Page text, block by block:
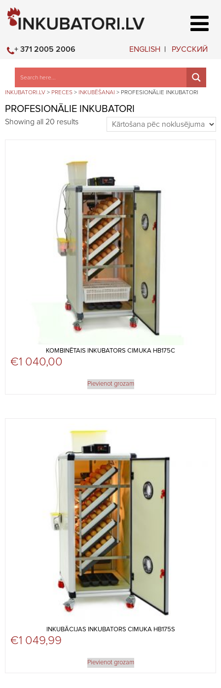
ENGLISH РУССКИЙ
+ 371 2005 2006
INKUBATORI.LV > PRECES > INKUBĒŠANAI > PROFESIONĀLIE INKUBATORI
PROFESIONĀLIE INKUBATORI
Showing all 20 results
KOMBINĒTAIS INKUBATORS CIMUKA HB175C
€1 040,00
Pievienot grozam
INKUBĀCIJAS INKUBATORS CIMUKA HB175S
€1 049,99
Pievienot grozam